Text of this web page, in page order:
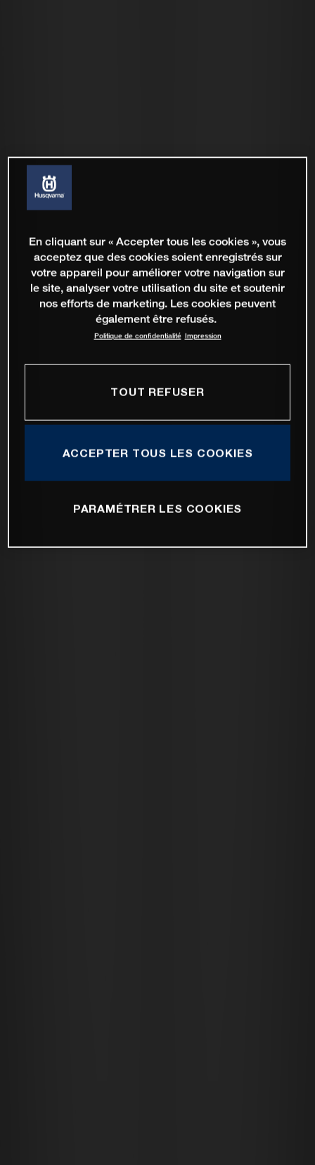
En cliquant sur « Accepter tous les cookies », vous
acceptez que des cookies soient enregistrés sur
votre appareil pour améliorer votre navigation sur
le site, analyser votre utilisation du site et soutenir
nos efforts de marketing. Les cookies peuvent
également être refusés.
Politique de confidentialité Impression
TOUT REFUSER
ACCEPTER TOUS LES COOKIES
PARAMÉTRER LES COOKIES